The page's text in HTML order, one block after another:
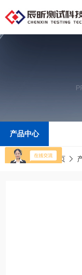
产品中心
当前位置：首页